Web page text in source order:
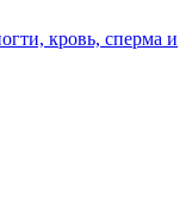
кровь, сперма и